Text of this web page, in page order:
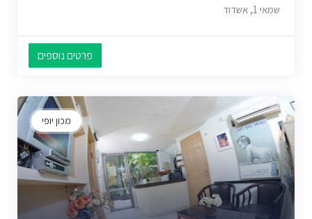
שמאי 1, אשדוד
פרטים נוספים
מכון יופי